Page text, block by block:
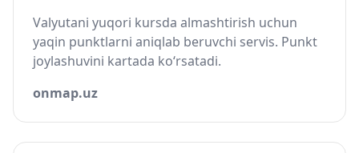
Valyutani yuqori kursda almashtirish uchun
yaqin punktlarni aniqlab beruvchi servis. Punkt
joylashuvini kartada ko‘rsatadi.
onmap.uz